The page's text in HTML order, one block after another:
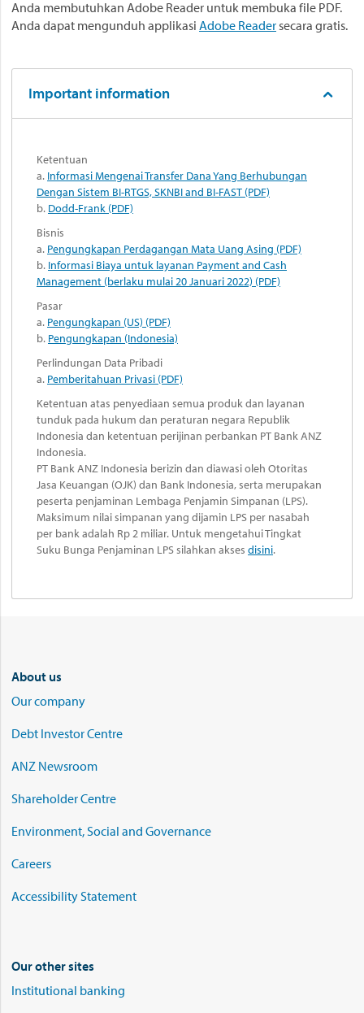
Anda membutuhkan Adobe Reader untuk membuka file PDF.
Anda dapat mengunduh applikasi Adobe Readersecara gratis.
Important information
Ketentuan
a. Informasi Mengenai Transfer Dana Yang Berhubungan
Dengan Sistem BI-RTGS, SKNBI and BI-FAST (PDF)
b. Dodd-Frank (PDF)
Bisnis
a. Pengungkapan Perdagangan Mata Uang Asing (PDF)
b. Informasi Biaya untuk layanan Payment and Cash
Management (berlaku mulai 20 Januari 2022) (PDF)
Pasar
a. Pengungkapan (US) (PDF)
b. Pengungkapan (Indonesia)
Perlindungan Data Pribadi
a. Pemberitahuan Privasi (PDF)
Ketentuan atas penyediaan semua produk dan layanan
tunduk pada hukum dan peraturan negara Republik
Indonesia dan ketentuan perijinan perbankan PT Bank ANZ
Indonesia.
PT Bank ANZ Indonesia berizin dan diawasi oleh Otoritas
Jasa Keuangan (OJK) dan Bank Indonesia, serta merupakan
peserta penjaminan Lembaga Penjamin Simpanan (LPS).
Maksimum nilai simpanan yang dijamin LPS per nasabah
per bank adalah Rp 2 miliar. Untuk mengetahui Tingkat
Suku Bunga Penjaminan LPS silahkan akses disini.
About us
Our company
Debt Investor Centre
ANZ Newsroom
Shareholder Centre
Environment, Social and Governance
Careers
Accessibility Statement
Our other sites
Institutional banking